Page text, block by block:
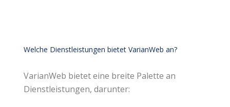
Welche Dienstleistungen bietet VarianWeb an?
VarianWeb bietet eine breite Palette an
Dienstleistungen, darunter: